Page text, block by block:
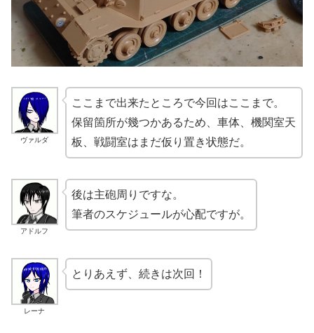
ヴァルダ
ここまで出来たところで今回はここまで。
保留箇所が幾つかあるため、車体、機関室天
板、戦闘室はまだ仮り置き状態だ。
アドルフ
後は主砲周りですな。
筆者のスケジュールが心配ですが。
レーナ
とりあえず、続きは次回！